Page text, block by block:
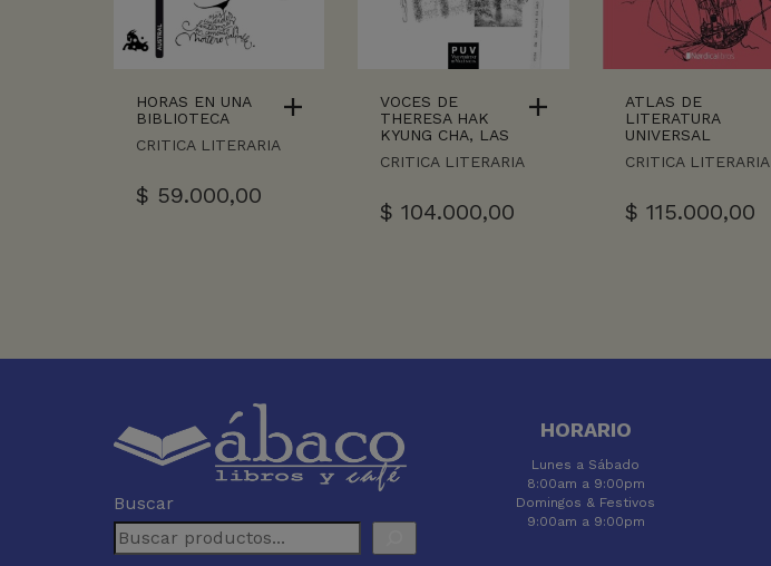
HORAS EN UNA
BIBLIOTECA
CRITICA LITERARIA
$ 59.000,00
VOCES DE
THERESA HAK
KYUNG CHA, LAS
CRITICA LITERARIA
$ 104.000,00
ATLAS DE
LITERATURA
UNIVERSAL
CRITICA LITERARIA
$ 115.000,00
Buscar
HORARIO
Lunes a Sábado
8:00am a 9:00pm
Domingos & Festivos
9:00am a 9:00pm